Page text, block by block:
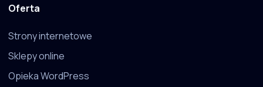
Oferta
Strony internetowe
Sklepy online
Opieka WordPress